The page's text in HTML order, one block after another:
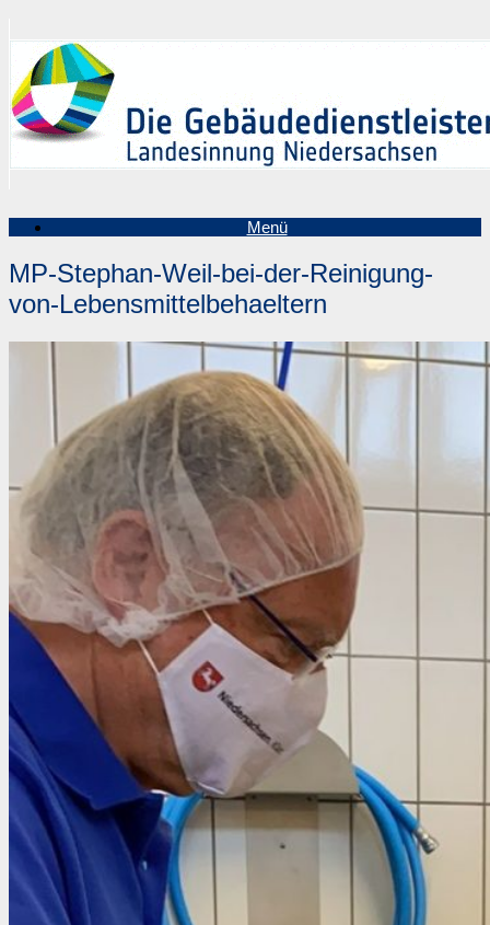
Inhalt
springen
Menü
MP-Stephan-Weil-bei-der-Reinigung-
von-Lebensmittelbehaeltern